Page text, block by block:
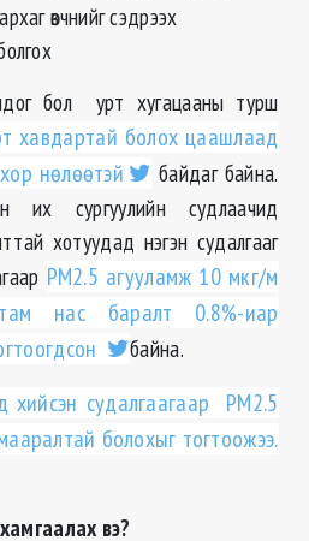
өвчнийг сэдрээх
бол урт хугацааны турш
хавдартай болох цаашлаад
нөлөөтэй
байдаг байна.
их сургуулийн судлаачид
хотуудад нэгэн судалгааг
PM2.5 агууламж 10 мкг/м
нас баралт 0.8%-иар
байна.
судалгаагаар PM2.5
болохыг тогтоожээ.
вэ?